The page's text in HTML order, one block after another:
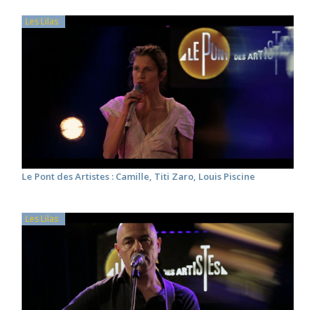
Les Lilas
Le Pont des Artistes : Camille, Titi Zaro, Louis Piscine
Les Lilas